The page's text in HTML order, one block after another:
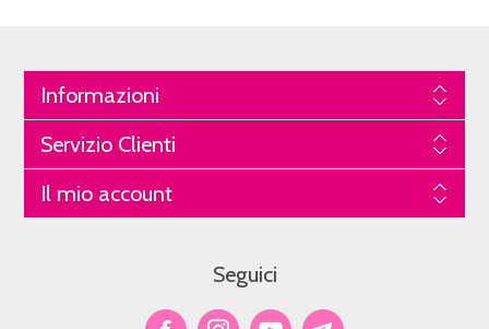
Informazioni
Servizio Clienti
Il mio account
Seguici